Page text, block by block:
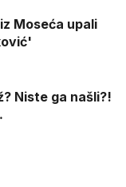
Moseća upali
Niste ga našli?!